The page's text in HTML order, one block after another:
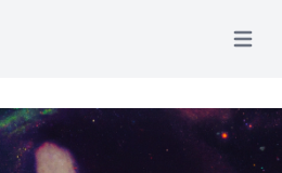
Open